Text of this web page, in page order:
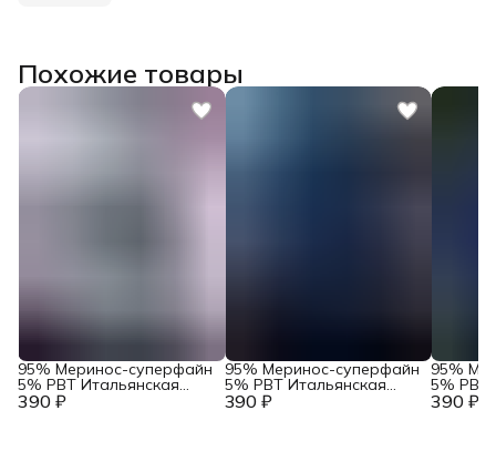
Похожие товары
390 ₽
95% Меринос-суперфайн
5% PBT Итальянская
пряжа в бобинах Loro 390 ₽
95% Меринос-суперфайн
5% PBT Итальянская
пряжа в бобинах Loro 390 ₽
95%
5% PBT
пряжа